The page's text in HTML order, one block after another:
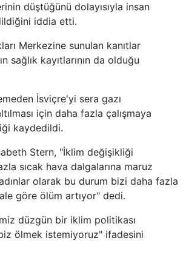
düştüğünü dolayısıyla insan
iddia etti.
Merkezine sunulan kanıtlar
sağlık kayıtlarının da olduğu
İsviçre'yi sera gazı
için daha fazla çalışmaya
kaydedildi.
Stern, "İklim değişikliği
sıcak hava dalgalarına maruz
olarak bu durum bizi daha fazla
göre ölüm artıyor" dedi.
düzgün bir iklim politikası
ölmek istemiyoruz" ifadesini